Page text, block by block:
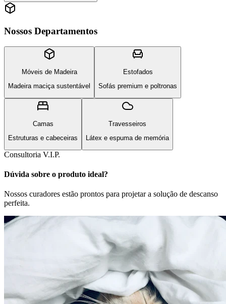
Nossos Departamentos
Móveis de Madeira
Madeira maciça sustentável
Estofados
Sofás premium e poltronas
Camas
Estruturas e cabeceiras
Travesseiros
Látex e espuma de memória
Consultoria V.I.P.
Dúvida sobre o produto ideal?
Nossos curadores estão prontos para projetar a solução de descanso
perfeita.